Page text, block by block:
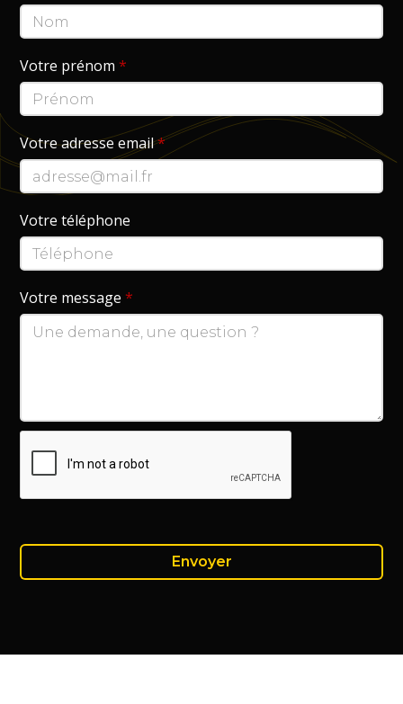
Votre prénom*
Votre adresse email*
Votre téléphone
Votre message*